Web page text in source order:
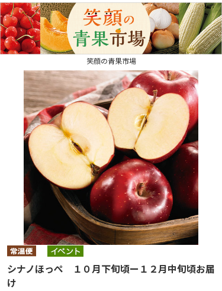
笑顔の青果市場
シナノほっぺ １０月下旬頃ー１２月中旬頃お届
け